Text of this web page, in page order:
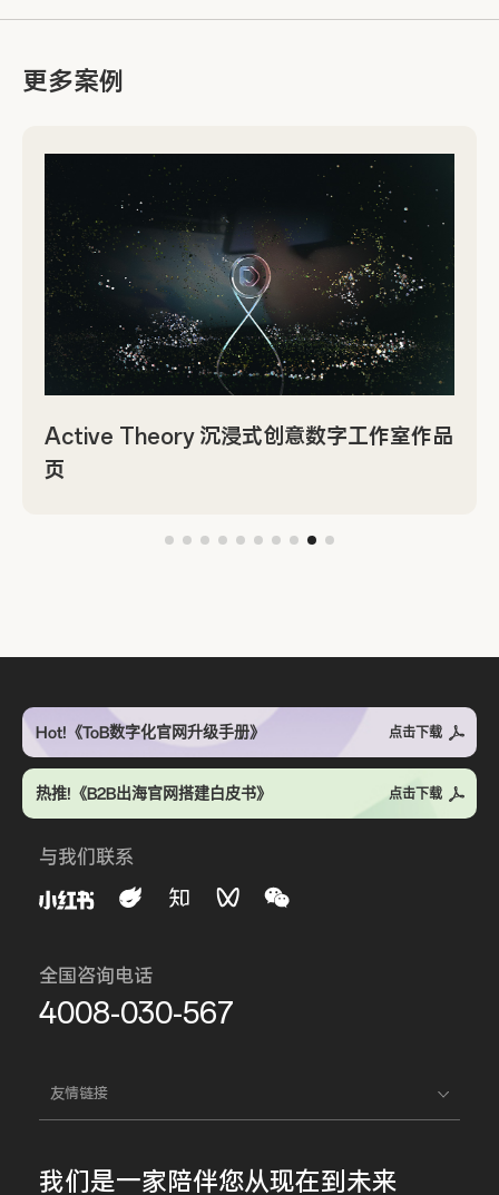
更多案例
Active Theory 沉浸式创意数字工作室作品
页
Hot!《ToB数字化官网升级手册》 点击下载
热推!《B2B出海官网搭建白皮书》 点击下载
与我们联系
全国咨询电话
4008-030-567
友情链接
我们是一家陪伴您从现在到未来